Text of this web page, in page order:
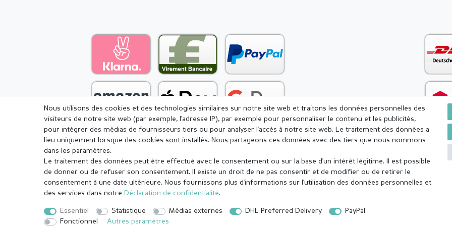
Mentions légales Déclaration de confidentialité Conditions générales Droit de rétractation
¹ Toutes les commandes payées avant 14 heures sont expédiées le jour même (du lundi au vendredi, sauf jours fériés), sauf les articles fabriqués
Nous utilisons des cookies et des technologies similaires sur notre site web et traitons les données personnelles des
visiteurs de notre site web (par exemple, l'adresse IP), par exemple pour personnaliser le contenu et les publicités,
pour intégrer des médias de fournisseurs tiers ou pour analyser l'accès à notre site web. Le traitement des données a
lieu uniquement lorsque des cookies sont installés. Nous partageons ces données avec des tiers que nous nommons
dans les paramètres.
Le traitement des données peut être effectué avec le consentement ou sur la base d'un intérêt légitime. Il est possible
de donner ou de refuser son consentement. Il existe un droit de ne pas consentir et de modifier ou de retirer le
consentement à une date ultérieure. Nous fournissons plus d'informations sur l'utilisation des données personnelles et
des services dans notre Déclaration de confidentialité.
Essentiel Statistique Médias externes DHL Preferred Delivery
PayPal
Fonctionnel
Autres paramètres